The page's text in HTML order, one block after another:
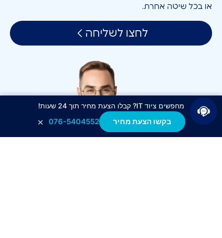
או בכל שיטה אחרת.
לחצו לשליחה
מחפשים ציוד IT? קבלו הצעת מחיר תוך 24 שעות!
בקשו הצעת מחיר 076-5404552
×